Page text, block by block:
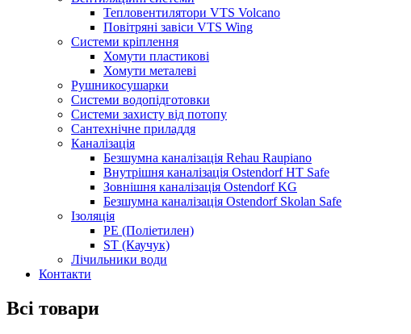
Тепловентилятори VTS Volcano
Повітряні завіси VTS Wing
Системи кріплення
Хомути пластикові
Хомути металеві
Рушникосушарки
Системи водопідготовки
Системи захисту від потопу
Сантехнічне приладдя
Каналізація
Безшумна каналізація Rehau Raupiano
Внутрішня каналізація Ostendorf HT Safe
Зовнішня каналізація Ostendorf KG
Безшумна каналізація Ostendorf Skolan Safe
Ізоляція
PE (Поліетилен)
ST (Каучук)
Лічильники води
Контакти
Всі товари